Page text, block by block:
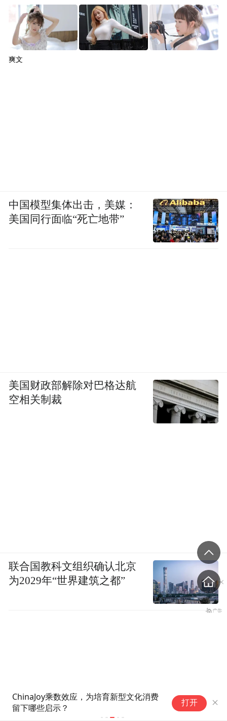
从“治愈”到“擦边”，当情绪价值
在景区失去边界
打开
爽文
中国模型集体出击，美媒：
美国同行面临“死亡地带”
美国财政部解除对巴格达航
空相关制裁
联合国教科文组织确认北京
为2029年“世界建筑之都”